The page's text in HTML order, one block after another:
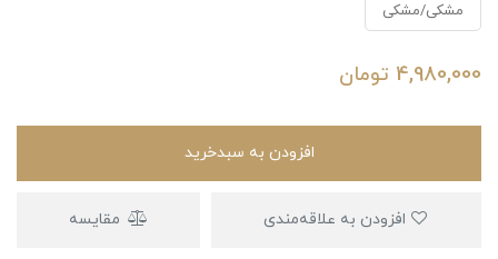
مشکی/مشکی
4,980,000 تومان
افزودن به سبدخرید
مقایسه